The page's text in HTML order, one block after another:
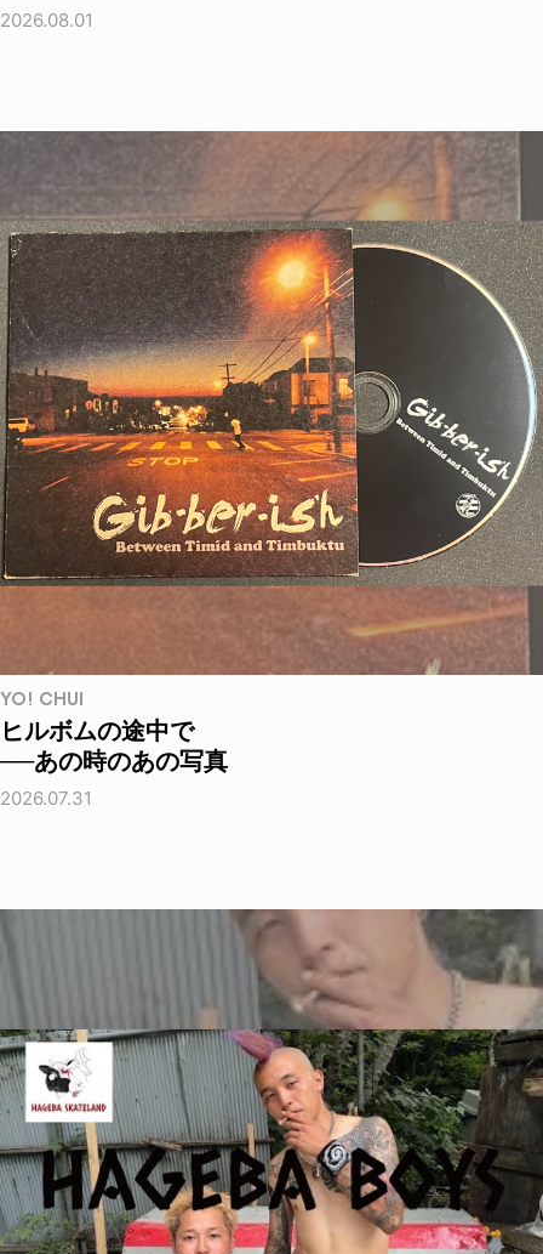
2026.08.01
YO! CHUI
ヒルボムの途中で
──あの時のあの写真
2026.07.31